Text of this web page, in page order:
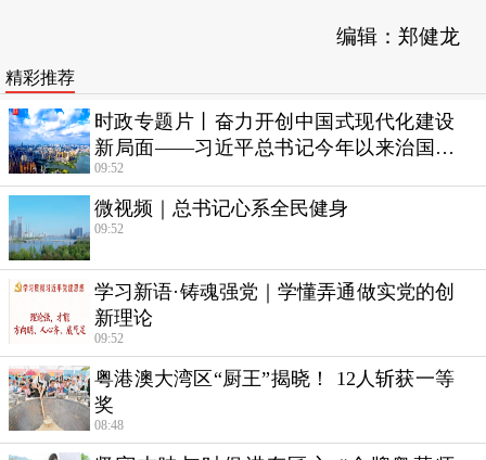
编辑：郑健龙
精彩推荐